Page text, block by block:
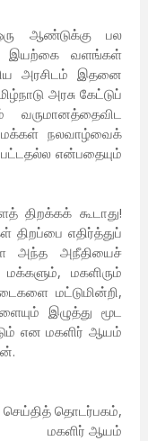
ஒரு ஆண்டுக்கு பல
இயற்கை வளங்கள்
அரசிடம் இதனை
அரசு கேட்டுப்
வருமானத்தைவிட
மக்கள் நலவாழ்வைக்
என்பதையும்
திறக்கக் கூடாது!
திறப்பை எதிர்த்துப்
அந்த அநீதியைச்
மகளிரும்
மட்டுமின்றி,
இழுத்து மூட
என மகளிர் ஆயம்
செய்தித் தொடர்பகம்,
மகளிர் ஆயம்